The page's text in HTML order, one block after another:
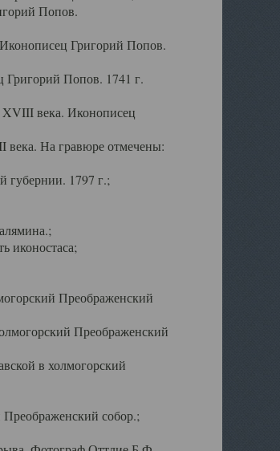
Попов.
Григорий Попов.
Попов. 1741 г.
века. Иконописец
На гравюре отмечены:
губернии. 1797 г.;
иконостаса;
Преображенский
Преображенский
в холмогорский
собор.;